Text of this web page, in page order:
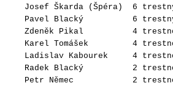
Josef Škarda (Špéra) 6
Pavel Blacký 6
Zdeněk Pikal 4 trestné
Karel Tomášek 4 trestné
Ladislav Kabourek 4
Radek Blacký 2 trestné
Petr Němec 2 trestné